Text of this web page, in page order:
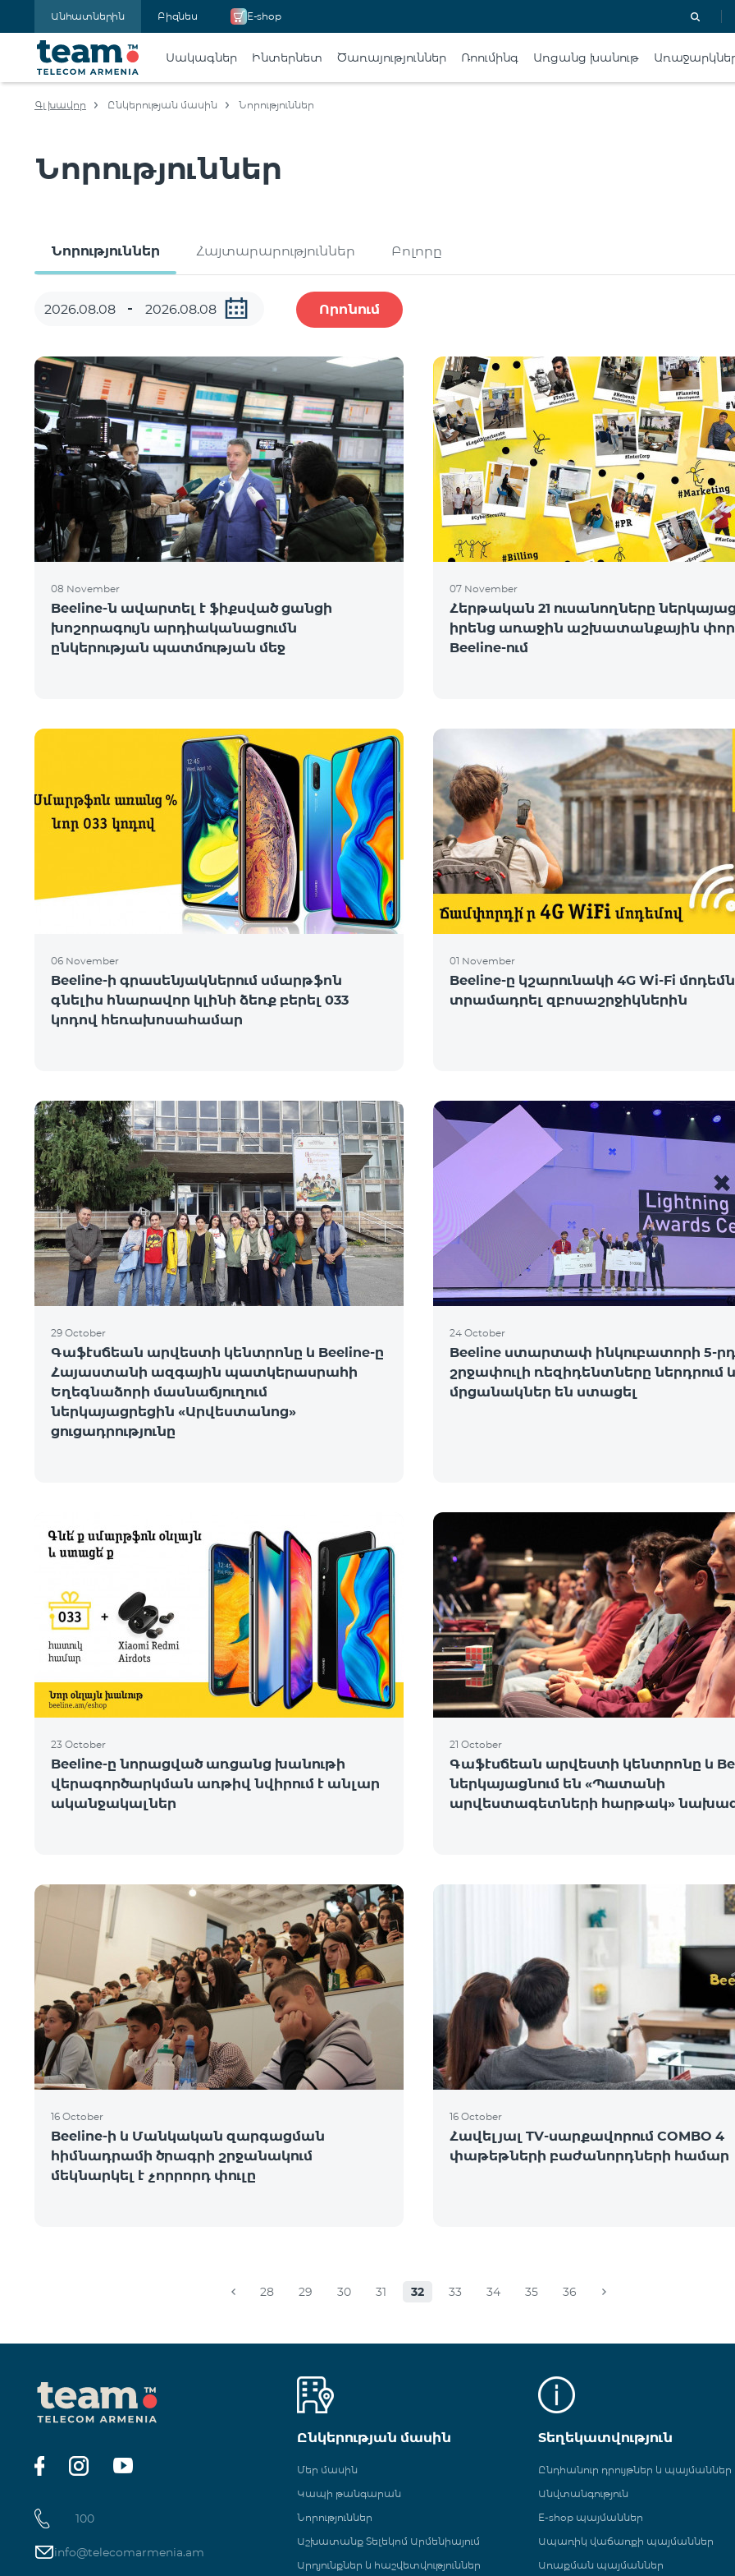
Անհատներին Բիզնես E-shop
Սակագներ Ինտերնետ Ծառայություններ Ռոումինգ Առցանց խանութ
Գլխավոր Ընկերության մասին Նորություններ
Նորություններ
Նորություններ Հայտարարություններ Բոլորը
Որոնում
08 November
Beeline-ն ավարտել է ֆիքսված ցանցի
խոշորագույն արդիականացումն
ընկերության պատմության մեջ
07 November
Հերթական 21 ուսանողները
իրենց առաջին աշխատանքային
Beeline-ում
06 November
Beeline-ի գրասենյակներում սմարթֆոն
գնելիս հնարավոր կլինի ձեռք բերել 033
կոդով հեռախոսահամար
01 November
Beeline-ը կշարունակի 4G Wi-Fi
տրամադրել զբոսաշրջիկներին
29 October
Գաֆէսճեան արվեստի կենտրոնը և Beeline-ը
Հայաստանի ազգային պատկերասրահի
Եղեգնաձորի մասնաճյուղում
ներկայացրեցին «Արվեստանոց»
ցուցադրությունը
24 October
Beeline ստարտափ ինկուբատորի 5-րդ
շրջափուլի ռեզիդենտները ներդրում և
մրցանակներ են ստացել
23 October
Beeline-ը նորացված առցանց խանութի
վերագործարկման առթիվ նվիրում է անլար
ականջակալներ
21 October
Գաֆէսճեան արվեստի կենտրոնը և
ներկայացնում են «Պատանի
արվեստագետների հարթակ»
16 October
Beeline-ի և Մանկական զարգացման
հիմնադրամի ծրագրի շրջանակում
մեկնարկել է չորրորդ փուլը
16 October
Հավելյալ TV-սարքավորում COMBO 4
փաթեթների բաժանորդների համար
28 29 30 31 32 33 34 35 36
100
info@telecomarmenia.am
Ընկերության մասին
Մեր մասին
Կապի թանգարան
Նորություններ
Աշխատանք Տելեկոմ Արմենիայում
Արդյունքներ և հաշվետվություններ
Տեղեկատվություն
Ընդհանուր դրույթներ և պայմաններ
Անվտանգություն
E-shop պայմաններ
Ապառիկ վաճառքի պայմաններ
Առաքման պայմաններ